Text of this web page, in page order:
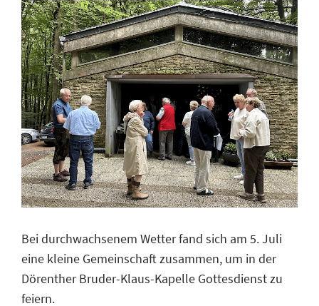
Bei durchwachsenem Wetter fand sich am 5. Juli
eine kleine Gemeinschaft zusammen, um in der
Dörenther Bruder-Klaus-Kapelle Gottesdienst zu
feiern.